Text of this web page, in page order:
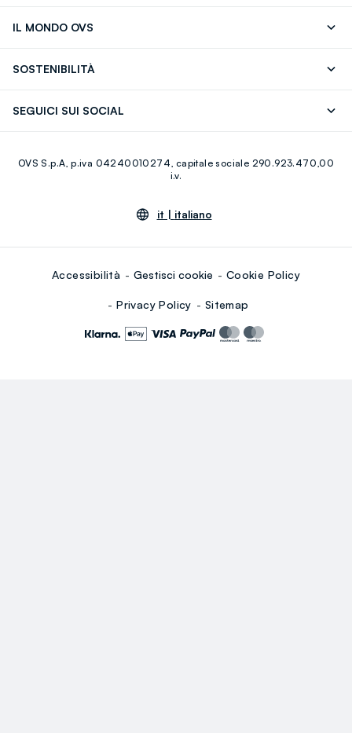
IL MONDO OVS
Giftcard
SOSTENIBILITÀ
SEGUICI SUI SOCIAL
Youtube Linkedin
OVS S.p.A, p.iva 04240010274, capitale sociale 290.923.470,00
i.v.
it | italiano
Accessibilità Gestisci cookie Cookie Policy
Privacy Policy Sitemap